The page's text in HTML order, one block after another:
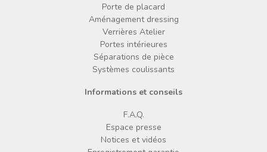
Porte de placard
Aménagement dressing
Verrières Atelier
Portes intérieures
Séparations de pièce
Systèmes coulissants
Informations et conseils
F.A.Q.
Espace presse
Notices et vidéos